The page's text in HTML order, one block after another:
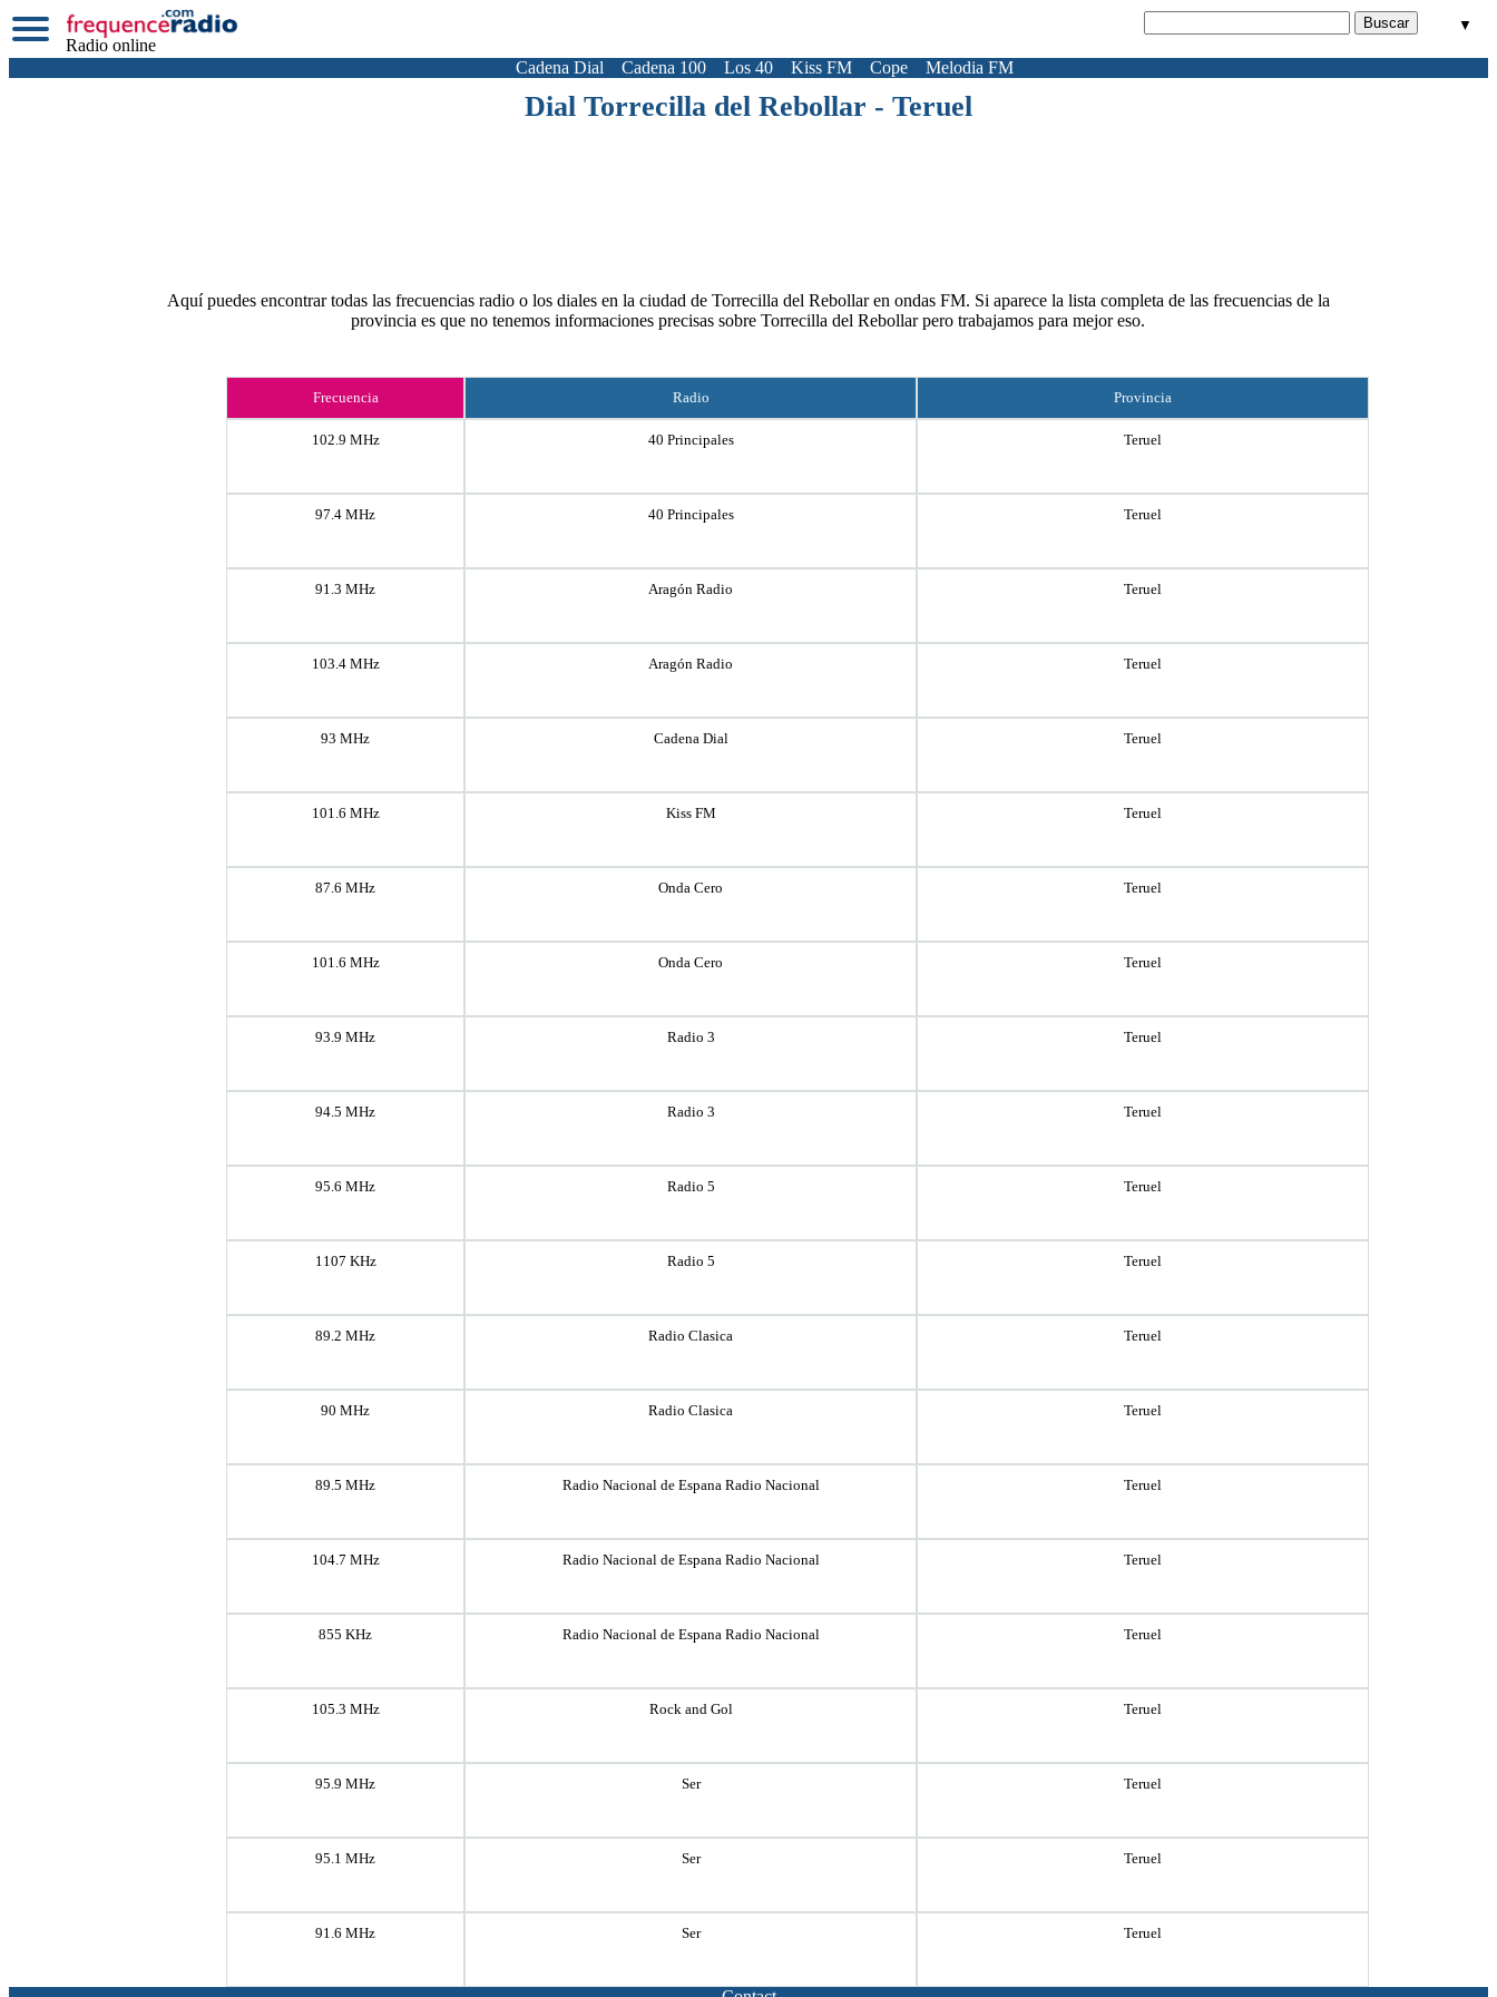
Radio online
▼
Cadena Dial Cadena 100 Los 40 Kiss FM Cope Melodia FM
Dial Torrecilla del Rebollar - Teruel
Aquí puedes encontrar todas las frecuencias radio o los diales en la ciudad de Torrecilla del Rebollar en ondas FM. Si aparece la lista completa de las frecuencias de la
provincia es que no tenemos informaciones precisas sobre Torrecilla del Rebollar pero trabajamos para mejor eso.
Frecuencia Radio Provincia
102.9 MHz 40 Principales Teruel
97.4 MHz 40 Principales Teruel
91.3 MHz Aragón Radio Teruel
103.4 MHz Aragón Radio Teruel
93 MHz Cadena Dial Teruel
101.6 MHz Kiss FM Teruel
87.6 MHz Onda Cero Teruel
101.6 MHz Onda Cero Teruel
93.9 MHz Radio 3 Teruel
94.5 MHz Radio 3 Teruel
95.6 MHz Radio 5 Teruel
1107 KHz Radio 5 Teruel
89.2 MHz Radio Clasica Teruel
90 MHz Radio Clasica Teruel
89.5 MHz Radio Nacional de Espana Radio Nacional Teruel
104.7 MHz Radio Nacional de Espana Radio Nacional Teruel
855 KHz Radio Nacional de Espana Radio Nacional Teruel
105.3 MHz Rock and Gol Teruel
95.9 MHz Ser Teruel
95.1 MHz Ser Teruel
91.6 MHz Ser Teruel